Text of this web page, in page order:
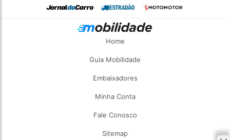
Home
Guia Mobilidade
Embaixadores
Minha Conta
Fale Conosco
Sitemap